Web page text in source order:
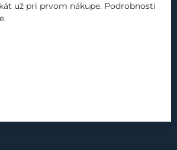
už pri prvom nákupe. Podrobnosti